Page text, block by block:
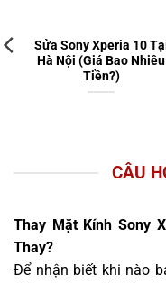
Sửa Sony Xperia 10
Hà Nội (Giá Bao Nhiêu
Tiền?)
CÂU
Thay Mặt Kính Sony
Thay?
Để nhận biết khi nào